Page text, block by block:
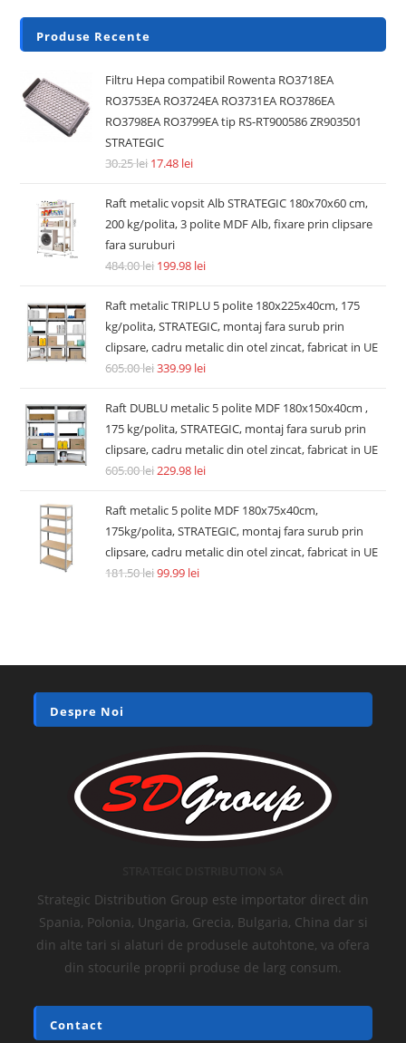
Produse Recente
Filtru Hepa compatibil Rowenta RO3718EA
RO3753EA RO3724EA RO3731EA RO3786EA
RO3798EA RO3799EA tip RS-RT900586 ZR903501
STRATEGIC
30.25lei 17.48 lei
Raft metalic vopsit Alb STRATEGIC 180x70x60 cm,
200 kg/polita, 3 polite MDF Alb, fixare prin clipsare
fara suruburi
484.00lei 199.98 lei
Raft metalic TRIPLU 5 polite 180x225x40cm, 175
kg/polita, STRATEGIC, montaj fara surub prin
clipsare, cadru metalic din otel zincat, fabricat in UE
605.00lei339.99 lei
Raft DUBLU metalic 5 polite MDF 180x150x40cm ,
175 kg/polita, STRATEGIC, montaj fara surub prin
clipsare, cadru metalic din otel zincat, fabricat in UE
605.00lei229.98 lei
Raft metalic 5 polite MDF 180x75x40cm,
175kg/polita, STRATEGIC, montaj fara surub prin
clipsare, cadru metalic din otel zincat, fabricat in UE
181.50lei99.99 lei
Despre Noi
Strategic Distribution Group este importator direct din
Spania, Polonia, Ungaria, Grecia, Bulgaria, China dar si
din alte tari si alaturi de produsele autohtone, va ofera
din stocurile proprii produse de larg consum.
Contact